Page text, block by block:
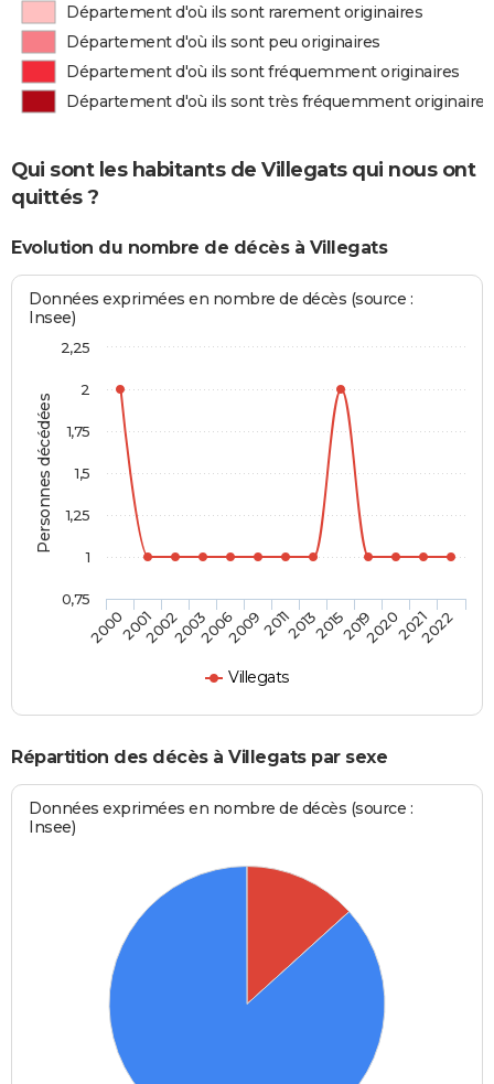
Département d'où ils sont rarement originaires
Département d'où ils sont peu originaires
Département d'où ils sont fréquemment originaires
Département d'où ils sont très fréquemment originaires
Qui sont les habitants de Villegats qui nous ont
quittés ?
Evolution du nombre de décès à Villegats
Personnes décédées
Données exprimées en nombre de décès (source :
Insee)
Villegats
2000200120022003200620092011201320152019202020212022
0,75
1
1,25
1,5
1,75
2
2,25
Répartition des décès à Villegats par sexe
Données exprimées en nombre de décès (source :
Insee)